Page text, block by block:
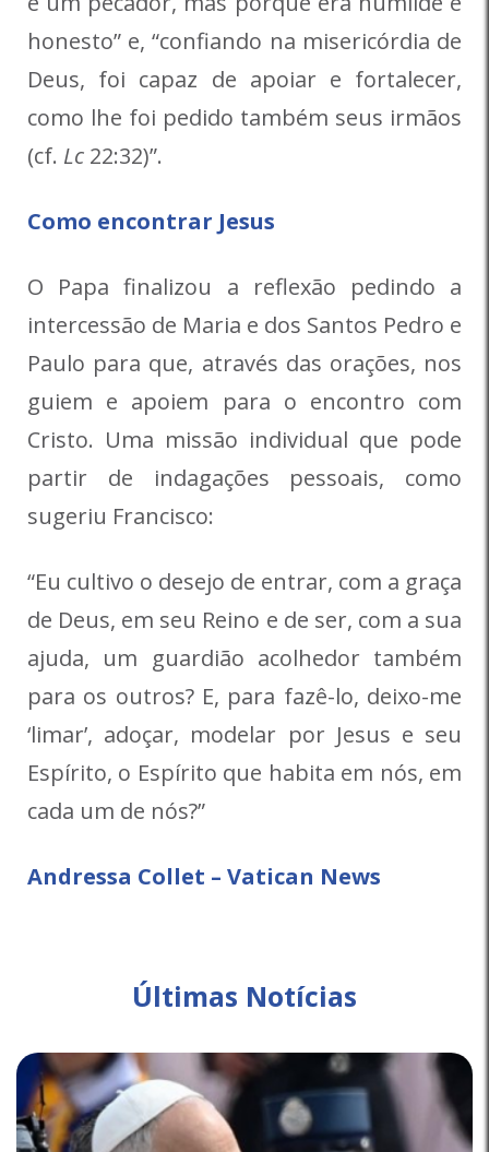
honesto” e, “confiando na misericórdia de
Deus, foi capaz de apoiar e fortalecer,
como lhe foi pedido também seus irmãos
(cf. Lc 22:32)”.
Como encontrar Jesus
O Papa finalizou a reflexão pedindo a
intercessão de Maria e dos Santos Pedro e
Paulo para que, através das orações, nos
guiem e apoiem para o encontro com
Cristo. Uma missão individual que pode
partir de indagações pessoais, como
sugeriu Francisco:
“Eu cultivo o desejo de entrar, com a graça
de Deus, em seu Reino e de ser, com a sua
ajuda, um guardião acolhedor também
para os outros? E, para fazê-lo, deixo-me
‘limar’, adoçar, modelar por Jesus e seu
Espírito, o Espírito que habita em nós, em
cada um de nós?”
Andressa Collet – Vatican News
Últimas Notícias